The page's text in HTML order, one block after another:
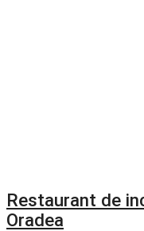
Restaurant de
Oradea